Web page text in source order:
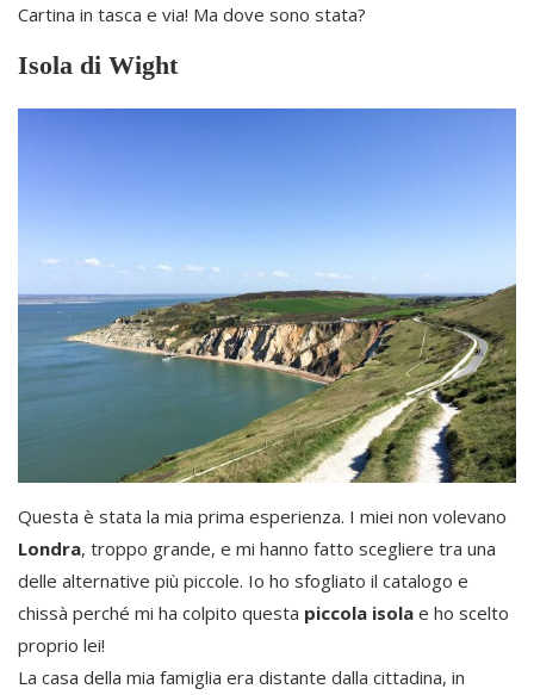
Cartina in tasca e via! Ma dove sono stata?
Isola di Wight
Questa è stata la mia prima esperienza. I miei non volevano
Londra, troppo grande, e mi hanno fatto scegliere tra una
delle alternative più piccole. Io ho sfogliato il catalogo e
chissà perché mi ha colpito questa piccola isola e ho scelto
proprio lei!
La casa della mia famiglia era distante dalla cittadina, in